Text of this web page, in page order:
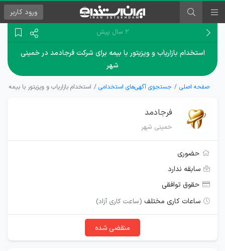
ورود کاربر
۲ سال پیش
استخدام بازاریاب و ویزیتور با بیمه برای شرکت فرجادمد در خمینی
شهر
صفحه اصلی جستجوی آگهی‌های استخدامی استخدام بازاریاب و ویزیتور با
فرجادمد
خمینی شهر
حضوری
سابقه ندارد
حقوق توافقی
ساعات کاری مختلف (ساعت کاری آزاد)
منقضی شده